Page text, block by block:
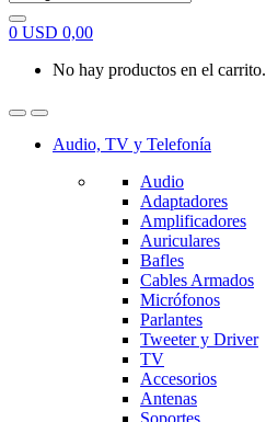
0 USD 0,00
No hay productos en el carrito.
Audio, TV y Telefonía
Audio
Adaptadores
Amplificadores
Auriculares
Bafles
Cables Armados
Micrófonos
Parlantes
Tweeter y Driver
TV
Accesorios
Antenas
Soportes